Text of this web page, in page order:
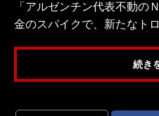
「アルゼンチン代表不動の
金のスパイクで、新たなト
続き